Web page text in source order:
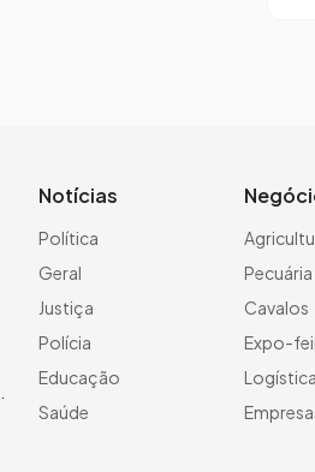
Notícias
Política
Geral
Justiça
Polícia
Educação
Saúde
Pecuária
Cavalos
Expo-
Logística